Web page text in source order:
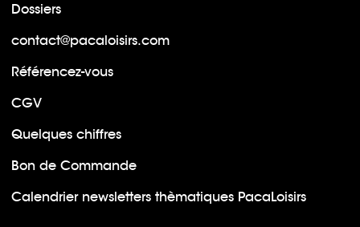
Dossiers
contact@pacaloisirs.com
Référencez-vous
CGV
Quelques chiffres
Bon de Commande
Calendrier newsletters thèmatiques PacaLoisirs